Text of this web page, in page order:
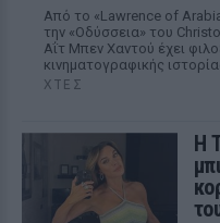
Από το «Lawrence of
την «Οδύσσεια» του
Αΐτ Μπεν Χαντού έχει
κινηματογραφικής
ΧΤΕΣ
Η